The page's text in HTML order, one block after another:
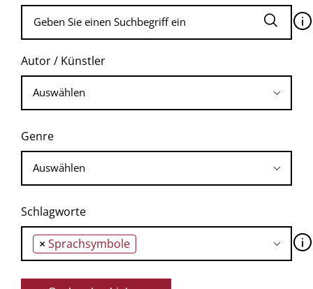
🛈
Autor / Künstler
Genre
Schlagworte
× Sprachsymbole 🛈